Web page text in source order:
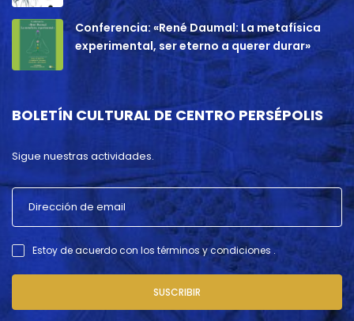
Conferencia: «René Daumal: La metafísica
experimental, ser eterno a querer durar»
BOLETÍN CULTURAL DE CENTRO PERSÉPOLIS
Sigue nuestras actividades.
Estoy de acuerdo con los términos y condiciones .
SUSCRIBIR